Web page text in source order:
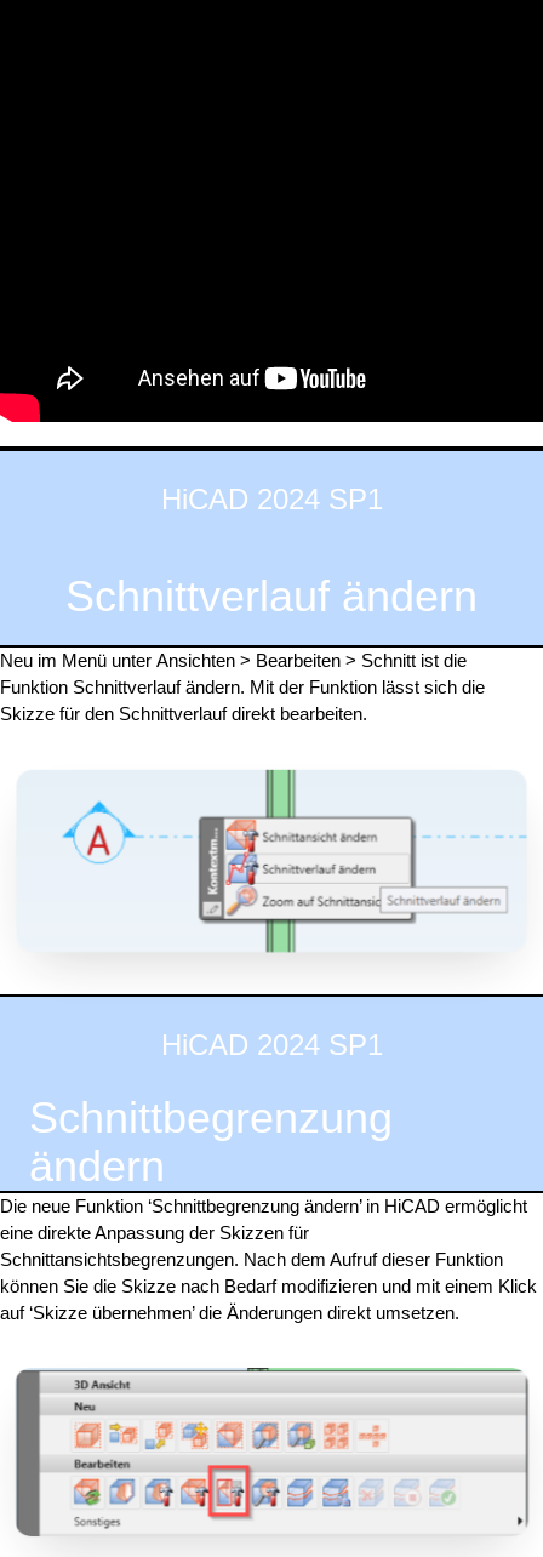
HiCAD 2024 SP1
Schnittverlauf ändern
Neu im Menü unter Ansichten > Bearbeiten > Schnitt ist die
Funktion Schnittverlauf ändern. Mit der Funktion lässt sich die
Skizze für den Schnittverlauf direkt bearbeiten.
HiCAD 2024 SP1
Schnittbegrenzung
ändern
Die neue Funktion ‘Schnittbegrenzung ändern’ in HiCAD ermöglicht
eine direkte Anpassung der Skizzen für
Schnittansichtsbegrenzungen. Nach dem Aufruf dieser Funktion
können Sie die Skizze nach Bedarf modifizieren und mit einem Klick
auf ‘Skizze übernehmen’ die Änderungen direkt umsetzen.